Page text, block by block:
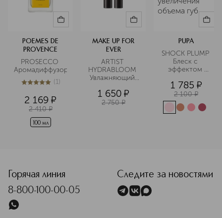
POEMES DE
PROVENCE
PROSECCO
Аромадиффузор
5из 51 (1)
2 169 ¤
2 410 ¤
100 мл
MAKE UP FOR
EVER
ARTIST
HYDRABLOOM
Увлажняющий
1 650 ¤
2 750 ¤
PUPA
SHOCK PLUMP
Блеск с
эффектом
увеличения
объема губ
1 785 ¤
2 100 ¤
Горячая линия
8-800-100-00-05
Следите за новостями